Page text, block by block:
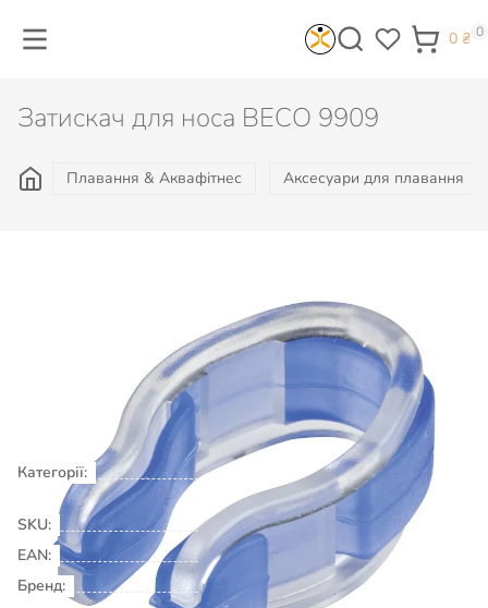
0 ₴ 0
Затискач для носа BECO 9909
Плавання & Аквафітнес Аксесуари для плавання
Категорії:
Плавання & Аквафітнес
Аксесуари для плавання
SKU:
00041492
EAN:
Бренд:
BECO